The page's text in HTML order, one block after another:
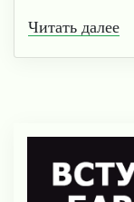
Читать далее